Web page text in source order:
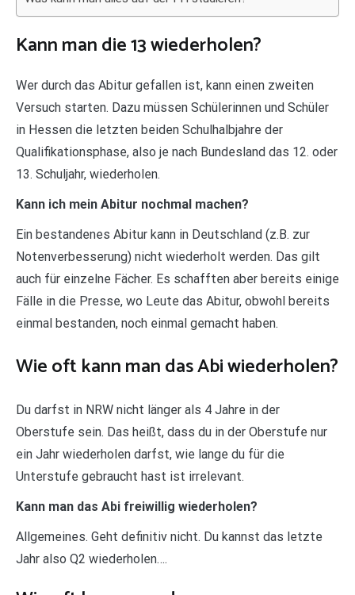
Kann man die 13 wiederholen?
Wer durch das Abitur gefallen ist, kann einen zweiten
Versuch starten. Dazu müssen Schülerinnen und Schüler
in Hessen die letzten beiden Schulhalbjahre der
Qualifikationsphase, also je nach Bundesland das 12. oder
13. Schuljahr, wiederholen.
Kann ich mein Abitur nochmal machen?
Ein bestandenes Abitur kann in Deutschland (z.B. zur
Notenverbesserung) nicht wiederholt werden. Das gilt
auch für einzelne Fächer. Es schafften aber bereits einige
Fälle in die Presse, wo Leute das Abitur, obwohl bereits
einmal bestanden, noch einmal gemacht haben.
Wie oft kann man das Abi wiederholen?
Du darfst in NRW nicht länger als 4 Jahre in der
Oberstufe sein. Das heißt, dass du in der Oberstufe nur
ein Jahr wiederholen darfst, wie lange du für die
Unterstufe gebraucht hast ist irrelevant.
Kann man das Abi freiwillig wiederholen?
Allgemeines. Geht definitiv nicht. Du kannst das letzte
Jahr also Q2 wiederholen….